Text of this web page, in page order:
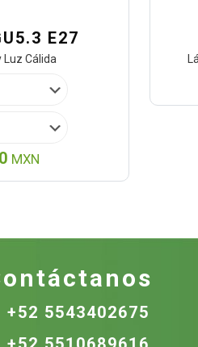
E27
Luz Cálida
ElMXN
+52 5543402675